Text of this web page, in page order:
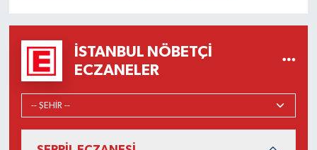
İSTANBUL NÖBETÇI
ECZANELER